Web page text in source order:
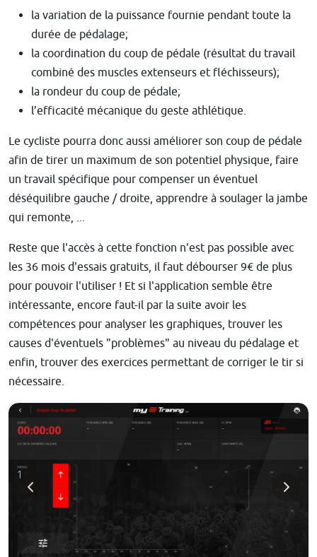
la variation de la puissance fournie pendant toute la
durée de pédalage;
la coordination du coup de pédale (résultat du travail
combiné des muscles extenseurs et fléchisseurs);
la rondeur du coup de pédale;
l’efficacité mécanique du geste athlétique.
Le cycliste pourra donc aussi améliorer son coup de pédale
afin de tirer un maximum de son potentiel physique, faire
un travail spécifique pour compenser un éventuel
déséquilibre gauche / droite, apprendre à soulager la jambe
qui remonte, ...
Reste que l'accès à cette fonction n'est pas possible avec
les 36 mois d'essais gratuits, il faut débourser 9€ de plus
pour pouvoir l'utiliser ! Et si l'application semble être
intéressante, encore faut-il par la suite avoir les
compétences pour analyser les graphiques, trouver les
causes d'éventuels "problèmes" au niveau du pédalage et
enfin, trouver des exercices permettant de corriger le tir si
nécessaire.